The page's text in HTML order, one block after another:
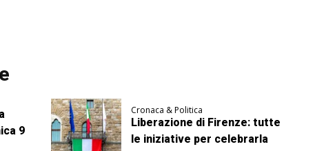
9
Cronaca & Politica
Liberazione di Firenze: tutte
le iniziative per celebrarla